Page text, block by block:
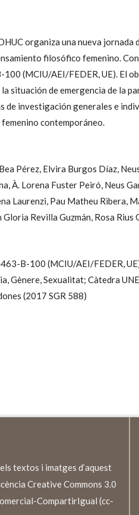
organiza una nueva
filosófico femenino.
(MCIU/AEI/FEDER, UE). El
situación de emergencia de la
de investigación generales e
contemporáneo.
Pérez, Elvira Burgos Díaz,
À. Lorena Fuster Peiró, Neus
Laurenzi, Pau Matheu Ribera,
Gloria Revilla Guzmán, Rosa Rius
B-100 (MCIU/AEI/FEDER,
Gènere, Sexualitat; Càtedra
(2017 SGR 588)
textos i imatges d’aquest
Creative Commons 3.0
CompartirIgual (cc-